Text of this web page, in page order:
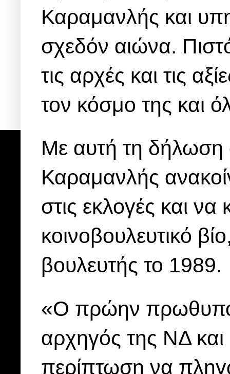
Καραμανλής και
σχεδόν αιώνα.
τις αρχές και τις
τον κόσμο της και
Με αυτή τη
Καραμανλής
στις εκλογές και να
κοινοβουλευτικό
βουλευτής το 1989.
«Ο πρώην
αρχηγός της ΝΔ και
περίπτωση να